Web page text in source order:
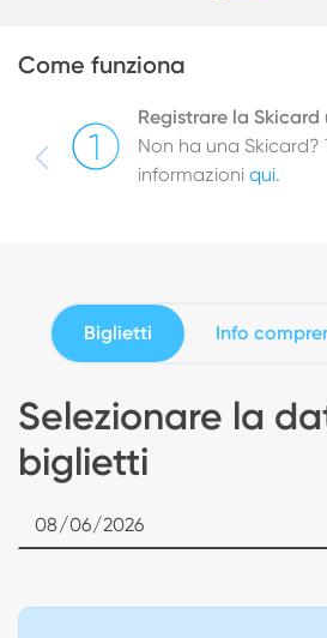
Come funziona
Registrare la
Non ha una
informazioni qui.
Selezionare la
biglietti
Date
Biglietti Info